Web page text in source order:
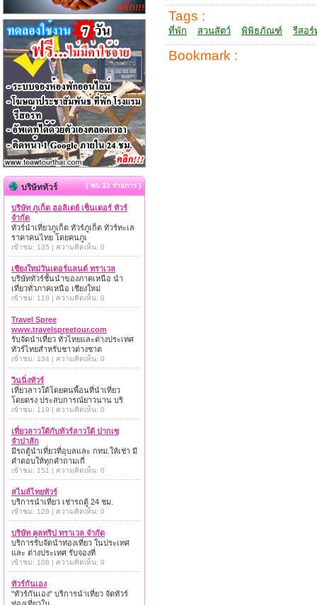
Tags :
ที่พัก สวนสัตว์ พิพิธภัณฑ์ รีสอร์
Bookmark :
บริษัททัวร์ { พบ 33 รายการ }
บริษัท ภูเก็ต ฮอลิเดย์ เซ็นเตอร์ ทัวร์
จำกัด
ทัวร์นำเที่ยวภูเก็ต ทัวร์ภูเก็ต ทัวร์ทะเล
ราคาคนไทย โดยคนภูเ
เข้าชม: 135 | ความคิดเห็น: 0
เชียงใหม่วันเดอร์แลนด์ ทราเวล
บริษัททัวร์ชั้นนำของภาคเหนือ นำ
เที่ยวทั่วภาคเหนือ เชียงใหม่
เข้าชม: 118 | ความคิดเห็น: 0
Travel Spree
www.travelspreetour.com
รับจัดนำเที่ยว ทั่วไทยและต่างประเทศ
ทัวร์ไทยสำหรับชาวต่างชาต
เข้าชม: 134 | ความคิดเห็น: 0
วินนิ่งทัวร์
เที่ยวลาวใต้โดยคนพื้อนที่นำเที่ยว
โดยตรง ประสบการณ์ยาวนาน บริ
เข้าชม: 119 | ความคิดเห็น: 0
เที่ยวลาวใต้กับทัวร์ลาวใต้ ปากเซ
จำปาสัก
มีรถตู้นำเที่ยวที่อุบลและ กทม.ให้เช่า มี
คำตอบให้ทุกคำถามเกี่
เข้าชม: 151 | ความคิดเห็น: 0
สไมล์ไทยทัวร์
บริการนำเที่ยว เช่ารถตู้ 24 ชม.
เข้าชม: 126 | ความคิดเห็น: 0
บริษัท คูลทริป ทราเวล จำกัด
บริการรับจัดนำท่องเที่ยว ในประเทศ
และ ต่างประเทศ รับจองที่
เข้าชม: 108 | ความคิดเห็น: 0
ทัวร์กันเอง
"ทัวร์กันเอง" บริการนำเที่ยว จัดทัวร์